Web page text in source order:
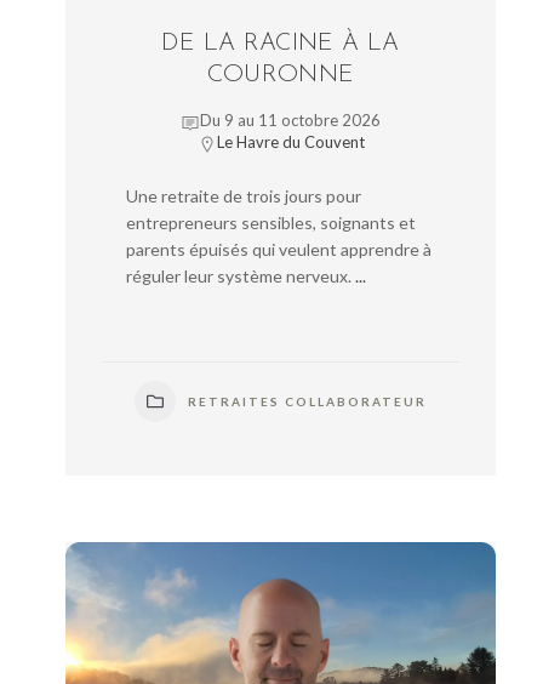
DE LA RACINE À LA
COURONNE
Du 9 au 11 octobre 2026
Le Havre du Couvent
Une retraite de trois jours pour
entrepreneurs sensibles, soignants et
parents épuisés qui veulent apprendre à
réguler leur système nerveux. ...
RETRAITES COLLABORATEUR